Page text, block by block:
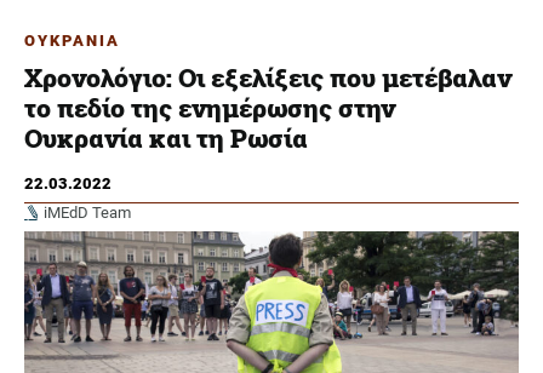
ΟΥΚΡΑΝΙΑ
Χρονολόγιο: Οι εξελίξεις που μετέβαλαν
το πεδίο της ενημέρωσης στην
Ουκρανία και τη Ρωσία
22.03.2022
iMEdD Team